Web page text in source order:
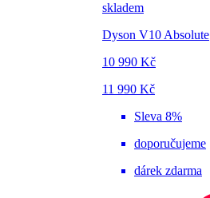
skladem
Dyson V10 Absolute
10 990 Kč
11 990 Kč
Sleva 8%
doporučujeme
dárek zdarma